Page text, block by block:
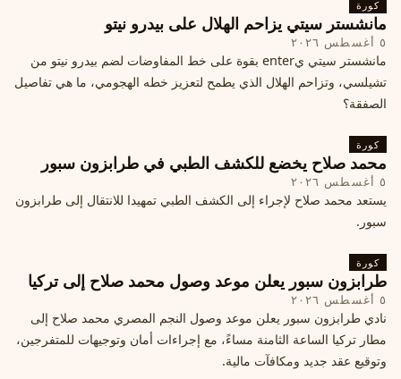
كورة
مانشستر سيتي يزاحم الهلال على بيدرو نيتو
٥ أغسطس ٢٠٢٦
مانشستر سيتي يenter بقوة على خط المفاوضات لضم بيدرو نيتو من
تشيلسي، وتزاحم الهلال الذي يطمح لتعزيز خطه الهجومي، ما هي تفاصيل
الصفقة؟
كورة
محمد صلاح يخضع للكشف الطبي في طرابزون سبور
٥ أغسطس ٢٠٢٦
يستعد محمد صلاح لإجراء إلى الكشف الطبي تمهيدا للانتقال إلى طرابزون
سبور.
كورة
طرابزون سبور يعلن موعد وصول محمد صلاح إلى تركيا
٥ أغسطس ٢٠٢٦
نادي طرابزون سبور يعلن موعد وصول النجم المصري محمد صلاح إلى
مطار تركيا الساعة الثامنة مساءً، مع إجراءات أمان وتوجيهات للمتفرجين،
وتوقيع عقد جديد ومكافآت مالية.